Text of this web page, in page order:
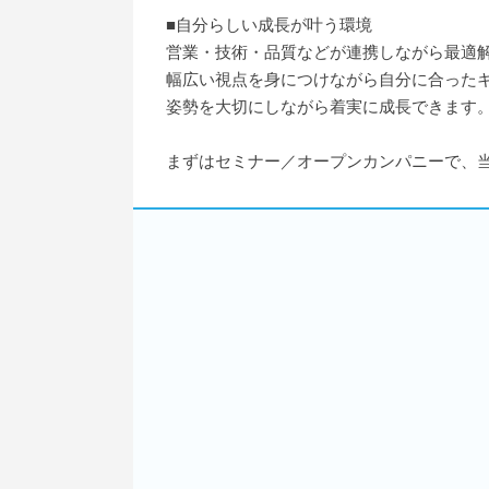
■自分らしい成長が叶う環境
営業・技術・品質などが連携しながら最適
幅広い視点を身につけながら自分に合った
姿勢を大切にしながら着実に成長できます
まずはセミナー／オープンカンパニーで